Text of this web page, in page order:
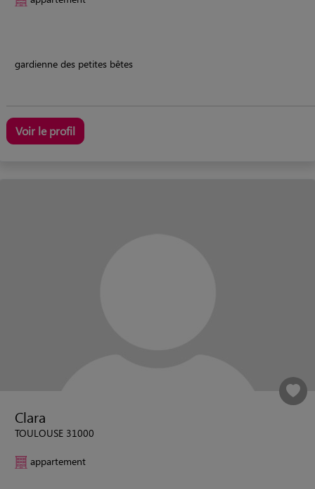
gardienne des petites bêtes
Voir le profil
Clara
TOULOUSE 31000
appartement